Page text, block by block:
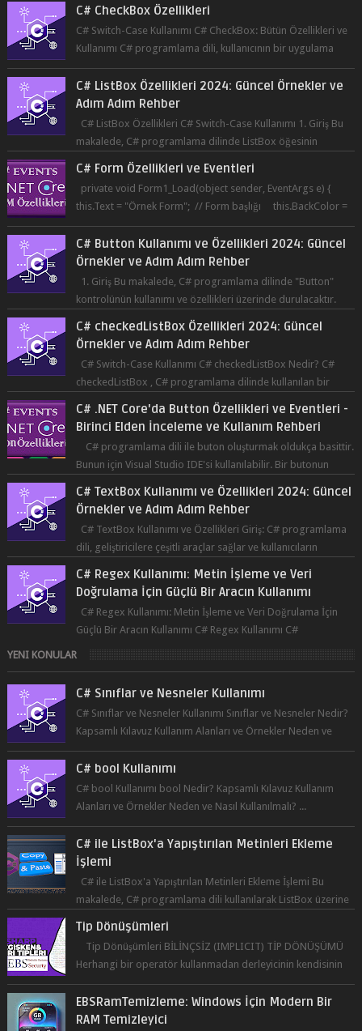
üzerinde seçim yapma...
C# ListBox Özellikleri 2024: Güncel Örnekler ve
Adım Adım Rehber
makalede, C# programlama dilinde ListBox öğesinin
özelliklerine ve kullanımına...
C# Form Özellikleri ve Eventleri
private void Form1_Load(object sender, EventArgs e) {
this.Text = "Örnek Form"; // Form başlığı this.BackColor =
Co...
C# Button Kullanımı ve Özellikleri 2024: Güncel
Örnekler ve Adım Adım Rehber
kontrolünün kullanımı ve özellikleri üzerinde durulacaktır.
Button, bir ku...
C# checkedListBox Özellikleri 2024: Güncel
Örnekler ve Adım Adım Rehber
C# Switch-Case Kullanımı C# checkedListBox Nedir? C#
checkedListBox , C# programlama dilinde kullanılan bir
bileşendir. checkedListBox, ku...
C# .NET Core'da Button Özellikleri ve Eventleri -
Birinci Elden İnceleme ve Kullanım Rehberi
C# programlama dili ile buton oluşturmak oldukça basittir.
Bunun için Visual Studio IDE'si kullanılabilir. Bir butonun
tıklanma olay...
C# TextBox Kullanımı ve Özellikleri 2024: Güncel
Örnekler ve Adım Adım Rehber
C# TextBox Kullanımı ve Özellikleri Giriş: C# programlama
dili, geliştiricilere çeşitli araçlar sağlar ve kullanıcıların
etkileşimde bulun...
C# Regex Kullanımı: Metin İşleme ve Veri
Doğrulama İçin Güçlü Bir Aracın Kullanımı
C# Regex Kullanımı: Metin İşleme ve Veri Doğrulama İçin
Güçlü Bir Aracın Kullanımı C# Regex Kullanımı C#
programlama dilinde, düzenli ifad...
YENI KONULAR
C# Sınıflar ve Nesneler Kullanımı
C# Sınıflar ve Nesneler Kullanımı Sınıflar ve Nesneler Nedir?
Kapsamlı Kılavuz Kullanım Alanları ve Örnekler Neden ve
Nasıl ...
C# bool Kullanımı
C# bool Kullanımı bool Nedir? Kapsamlı Kılavuz Kullanım
C# ile ListBox'a Yapıştırılan Metinleri Ekleme
İşlemi
makalede, C# programlama dili kullanılarak ListBox üzerine
yapıştırılan metin...
Tip Dönüşümleri
Tip Dönüşümleri BİLİNÇSİZ (IMPLICIT) TİP DÖNÜŞÜMÜ
Herhangi bir operatör kullanmadan derleyicinin kendisinin
yaptığı tip dönüşümüne bil...
EBSRamTemizleme: Windows İçin Modern Bir
RAM Temizleyici
Temizleyici EBSRamTemizleme , kullanıcıların sistemlerindeki
RAM kullanı...
POPÜLER YAYINLAR